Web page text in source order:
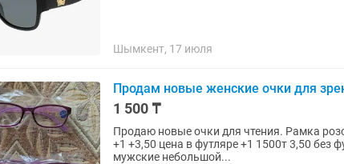
Шымкент, 17 июля
Продам новые женские очки для
1 500 ₸
Продаю новые очки для чтения. Рамка
+1 +3,50 цена в футляре +1 1500т 3,50
мужские небольшой...